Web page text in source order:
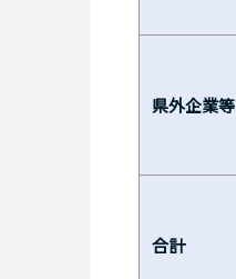
県外企業等
合計